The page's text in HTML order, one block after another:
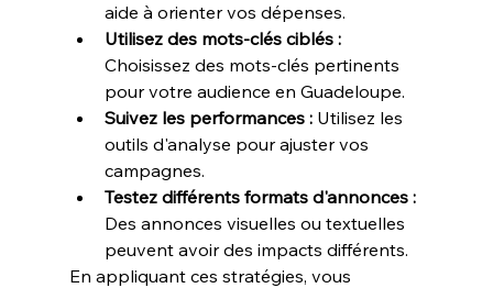
aide à orienter vos dépenses.
Utilisez des mots-clés ciblés :
Choisissez des mots-clés pertinents
pour votre audience en Guadeloupe.
Suivez les performances : Utilisez les
outils d'analyse pour ajuster vos
campagnes.
Testez différents formats d'annonces :
Des annonces visuelles ou textuelles
peuvent avoir des impacts différents.
En appliquant ces stratégies, vous